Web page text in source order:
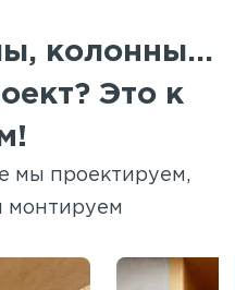
колонны...
Это к
мы проектируем,
монтируем